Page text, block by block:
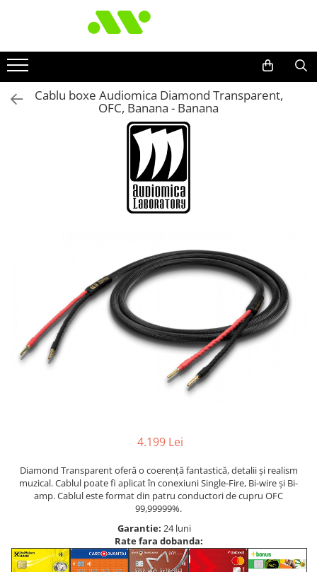
Cablu boxe Audiomica Diamond Transparent,
OFC, Banana - Banana
4.199 Lei
Diamond Transparent oferă o coerență fantastică, detalii și realism
muzical. Cablul poate fi aplicat în conexiuni Single-Fire, Bi-wire și Bi-
amp. Cablul este format din patru conductori de cupru OFC
99,99999%.
Garantie: 24 luni
Rate fara dobanda: